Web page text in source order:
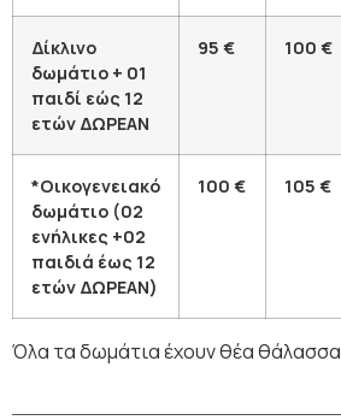
Δίκλινο
δωμάτιο + 01
παιδί εώς 12
ετών ΔΩΡΕΑΝ
95 € 100 €
*Οικογενειακό
δωμάτιο (02
ενήλικες +02
παιδιά έως 12
ετών ΔΩΡΕΑΝ)
100 € 105 €
Όλα τα δωμάτια έχουν θέα θάλασσα